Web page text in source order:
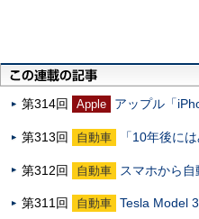
第314回 Apple アップル「
第313回 自動車 「10年後に
第312回 自動車 スマホから
第311回 自動車 Tesla Model